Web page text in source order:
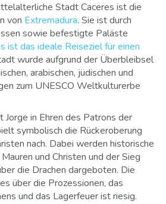
Stadt Caceres ist die
von Extremadura. Sie ist durch
sowie befestigte Paläste
ist das ideale Reiseziel für einen
wurde aufgrund der Überbleibsel
arabischen, jüdischen und
zum UNESCO Weltkulturerbe
Jorge in Ehren des Patrons der
symbolisch die Rückeroberung
nach. Dabei werden historische
und Christen und der Sieg
die Drachen dargeboten. Die
über die Prozessionen, das
und das Lagerfeuer ist riesig.